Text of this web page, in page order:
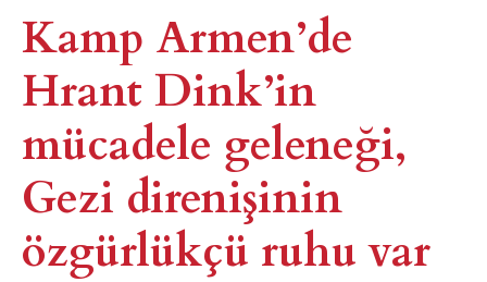
Kamp Armen’de
Hrant Dink’in
mücadele geleneği,
Gezi direnişinin
özgürlükçü ruhu var